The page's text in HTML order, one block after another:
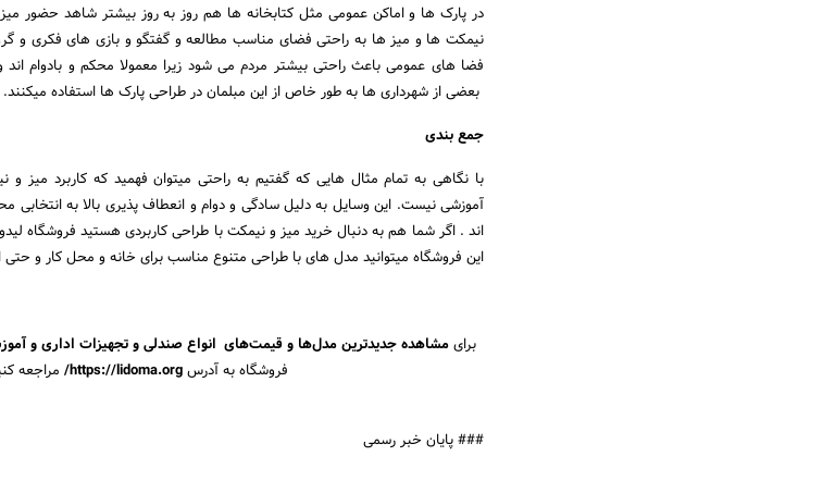
در پارک ها و اماکن عمومی مثل کتابخانه ها هم روز به روز بیشتر شاهد حضور
نیمکت ها و میز ها به راحتی فضای مناسب مطالعه و گفتگو و بازی های فکری و
فضا های عمومی باعث راحتی بیشتر مردم می شود زیرا معمولا محکم و بادوام
بعضی از شهرداری ها به طور خاص از این مبلمان در طراحی پارک ها استفاده میکنند.
جمع بندی
با نگاهی به تمام مثال هایی که گفتیم به راحتی میتوان فهمید که کاربرد میز
آموزشی نیست. این وسایل به دلیل سادگی و دوام و انعطاف پذیری بالا به
اند . اگر شما هم به دنبال خرید میز و نیمکت با طراحی کاربردی هستید فروشگاه
این فروشگاه میتوانید مدل های با طراحی متنوع مناسب برای خانه و محل کار و حتی
برایمشاهده جدیدترین مدل‌ها و قیمت‌های انواع صندلی و تجهیزات اداری و
فروشگاه به آدرسhttps://lidoma.org/ مراجعه
### پایان خبر رسمی